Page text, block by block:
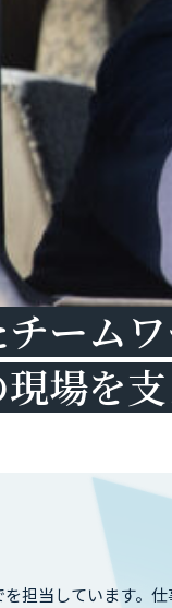
ーム
場を支
担当しています。